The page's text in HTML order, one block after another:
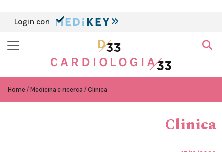
Login con
Home Medicina e ricerca Clinica
Clinica